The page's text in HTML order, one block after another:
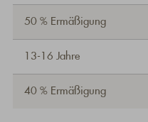
50 % Ermäßigung
13-16 Jahre
40 % Ermäßigung